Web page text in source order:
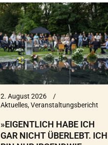
2. August 2026
Aktuelles,Veranstaltungsbericht
»EIGENTLICH HABE ICH
GAR NICHT ÜBERLEBT. ICH